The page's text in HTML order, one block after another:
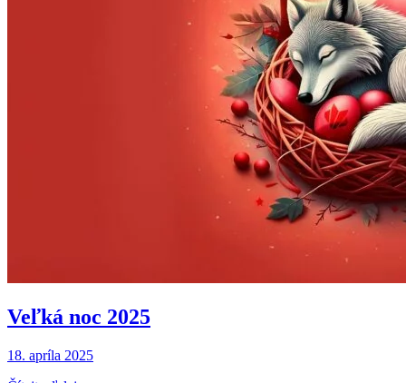
Veľká noc 2025
18. apríla 2025